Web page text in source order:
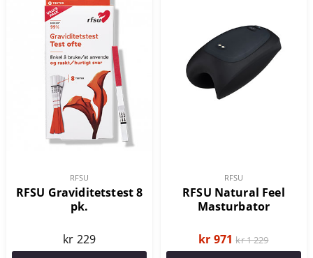
RFSU
RFSU Graviditetstest 8
pk.
kr 229
RFSU
RFSU Natural Feel
Masturbator
kr 971 kr 1 229